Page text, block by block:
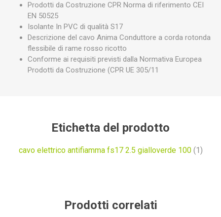
Prodotti da Costruzione CPR Norma di riferimento CEI
EN 50525
Isolante In PVC di qualità S17
Descrizione del cavo Anima Conduttore a corda rotonda
flessibile di rame rosso ricotto
Conforme ai requisiti previsti dalla Normativa Europea
Prodotti da Costruzione (CPR UE 305/11
Etichetta del prodotto
cavo elettrico antifiamma fs17 2.5 gialloverde 100 (1)
Prodotti correlati